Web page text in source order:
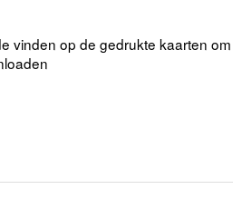
vinden op de gedrukte kaarten om